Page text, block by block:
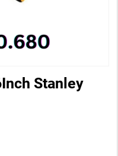
Stanley